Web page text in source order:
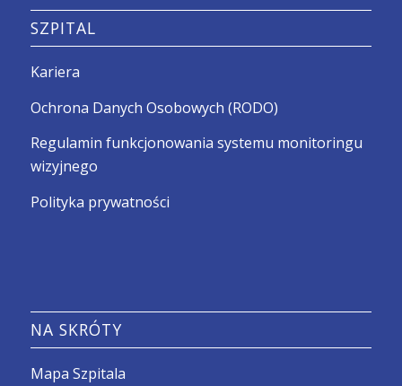
SZPITAL
Kariera
Ochrona Danych Osobowych (RODO)
Regulamin funkcjonowania systemu monitoringu
wizyjnego
Polityka prywatności
NA SKRÓTY
Mapa Szpitala